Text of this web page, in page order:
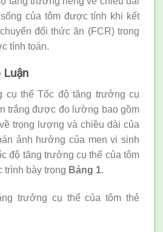
của tôm được tính khi kết
đổi thức ăn (FCR) trong
tính toán.
Luận
cụ thể Tốc độ tăng trưởng cụ
trắng được đo lường bao gồm
trọng lượng và chiều dài của
ảnh hưởng của men vi sinh
độ tăng trưởng cụ thể của tôm
trình bày trong Bảng 1.
trưởng cụ thể của tôm thẻ